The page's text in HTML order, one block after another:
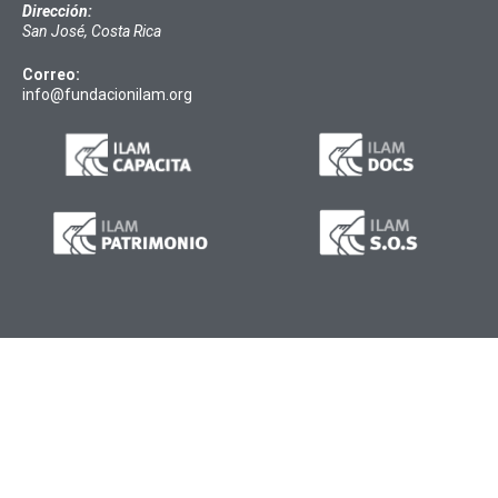
Dirección:
San José, Costa Rica
Correo:
info@fundacionilam.org